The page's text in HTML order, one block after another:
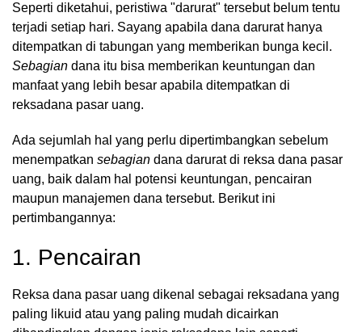
Seperti diketahui, peristiwa "darurat" tersebut belum tentu
terjadi setiap hari. Sayang apabila dana darurat hanya
ditempatkan di tabungan yang memberikan bunga kecil.
Sebagian dana itu bisa memberikan keuntungan dan
manfaat yang lebih besar apabila ditempatkan di
reksadana pasar uang.
Ada sejumlah hal yang perlu dipertimbangkan sebelum
menempatkan sebagian dana darurat di reksa dana pasar
uang, baik dalam hal potensi keuntungan, pencairan
maupun manajemen dana tersebut. Berikut ini
pertimbangannya:
1. Pencairan
Reksa dana pasar uang dikenal sebagai reksadana yang
paling likuid atau yang paling mudah dicairkan